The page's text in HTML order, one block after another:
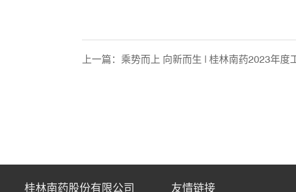
上一篇： 乘势而上 向新而生 | 桂林南药2023年度
桂林南药股份有限公司 友情链接